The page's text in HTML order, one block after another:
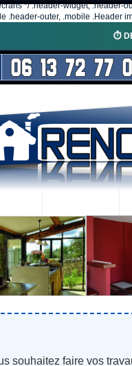
*/ .header-widget, .header-
.header-outer, .mobile .Header
⏱️
souhaitez faire vos